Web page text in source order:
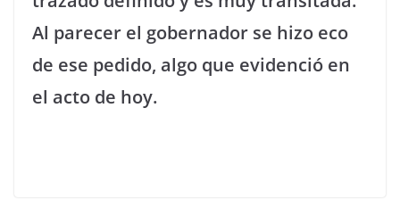
Al parecer el gobernador se hizo eco
de ese pedido, algo que evidenció en
el acto de hoy.